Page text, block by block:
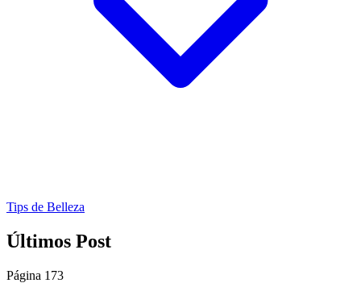
Tips de Belleza
Últimos Post
Página 173